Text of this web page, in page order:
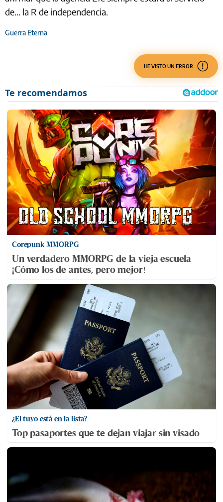
de... la R de independencia.
Guerra Eterna
HE VISTO UN ERROR
Corepunk MMORPG
Un verdadero MMORPG de la vieja escuela
¡Cómo los de antes, pero mejor!
¿El tuyo está en la lista?
Top pasaportes que te dejan viajar sin visado